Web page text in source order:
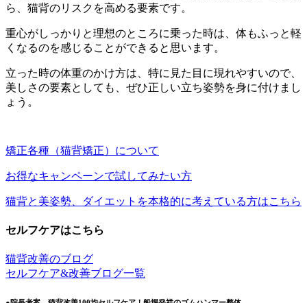
ら、猫背のリスクを高める要素です。
重心がしっかりと理想のところに乗った時は、体もふっと軽
くなるのを感じることができると思います。
立った時の体重のかけ方は、特に見た目に現れやすいので、
美しさの要素としても、ぜひ正しい立ち姿勢を身に付けまし
ょう。
矯正各種（猫背矯正）について
お得なキャンペーンで試してみたい方
猫背と美姿勢、ダイエットを本格的に考えている方はこちら
セルフケアはこちら
猫背改善のブログ
セルフケア&改善ブログ一覧